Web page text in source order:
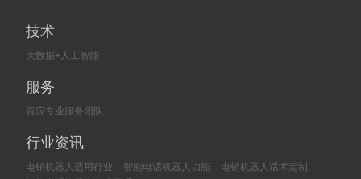
技术
大数据+人工智能
服务
百应专业服务团队
行业资讯
电销机器人适用行业 智能电话机器人功能
电销机器人话术定制